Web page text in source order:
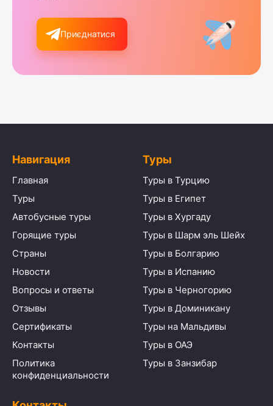
Приєднатися
Навигация
Главная
Туры
Автобусные туры
Горящие туры
Страны
Новости
Вопросы и ответы
Отзывы
Сертификаты
Контакты
Политика
конфиденциальности
Туры
Туры в Турцию
Туры в Египет
Туры в Хургаду
Туры в Шарм эль Шейх
Туры в Болгарию
Туры в Испанию
Туры в Черногорию
Туры в Доминикану
Туры на Мальдивы
Туры в ОАЭ
Туры в Занзибар